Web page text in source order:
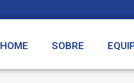
HOME SOBRE